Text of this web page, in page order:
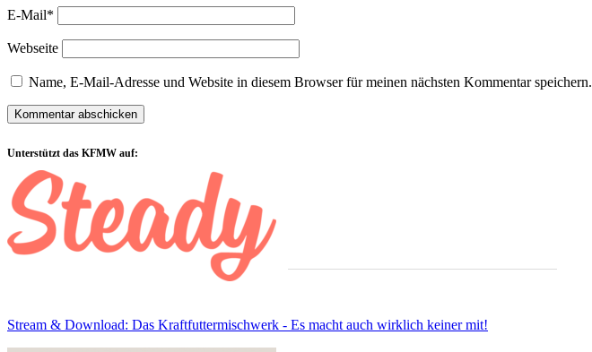
E-Mail*
Webseite
Name, E-Mail-Adresse und Website in diesem Browser für meinen nächsten Kommentar speichern.
Sidebar
Unterstützt das KFMW auf:
Stream & Download: Das Kraftfuttermischwerk - Es macht auch wirklich keiner mit!